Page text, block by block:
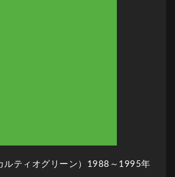
ルティオグリーン）1988～1995年